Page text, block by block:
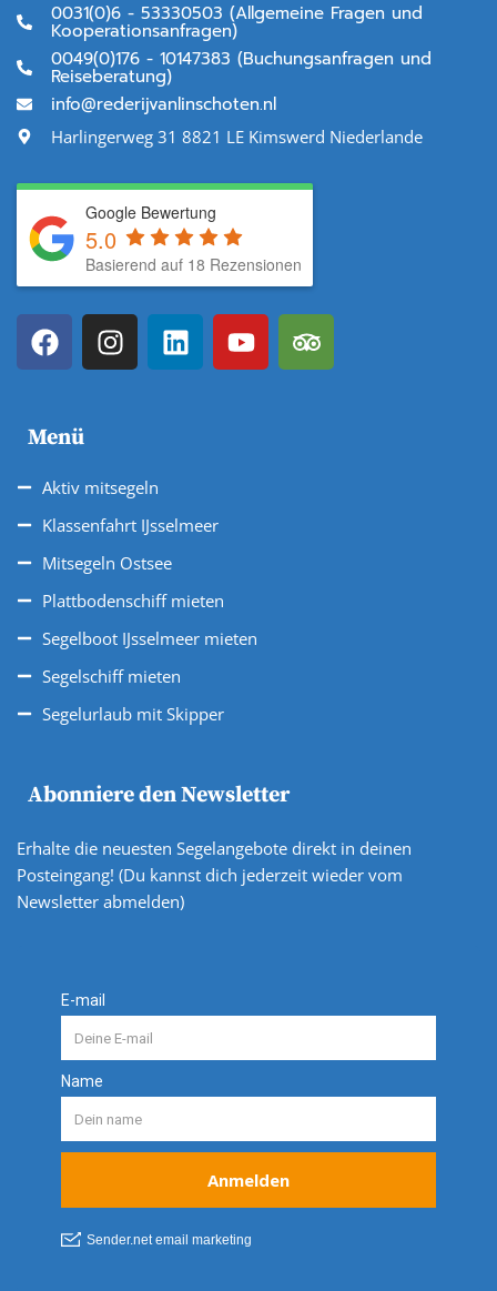
0031(0)6 - 53330503 (Allgemeine Fragen und
Kooperationsanfragen)
0049(0)176 - 10147383 (Buchungsanfragen und
Reiseberatung)
info@rederijvanlinschoten.nl
Harlingerweg 31 8821 LE Kimswerd Niederlande
Google Bewertung
5.0
Basierend auf 18 Rezensionen
Menü
Aktiv mitsegeln
Klassenfahrt IJsselmeer
Mitsegeln Ostsee
Plattbodenschiff mieten
Segelboot IJsselmeer mieten
Segelschiff mieten
Segelurlaub mit Skipper
Abonniere den Newsletter
Erhalte die neuesten Segelangebote direkt in deinen
Posteingang! (Du kannst dich jederzeit wieder vom
Newsletter abmelden)